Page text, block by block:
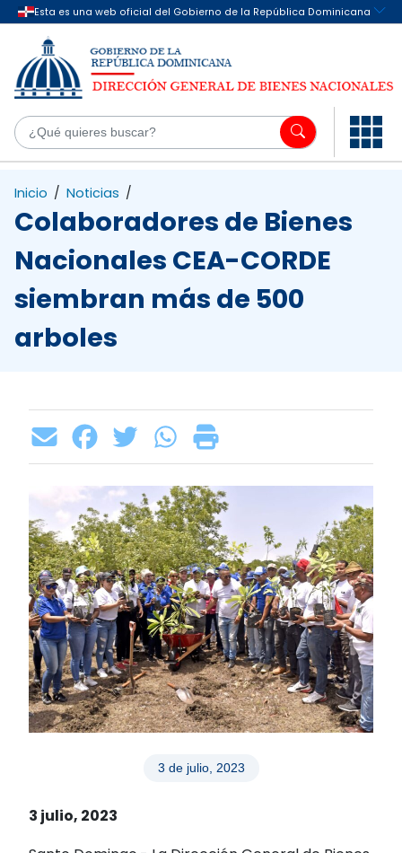
Saltar al contenido principal
Inicio / Noticias /
Colaboradores de Bienes
Nacionales CEA-CORDE
siembran más de 500
arboles
3 de julio, 2023
3 julio, 2023